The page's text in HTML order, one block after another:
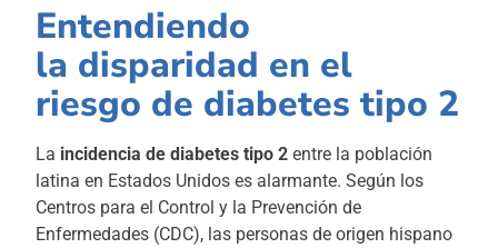
Entendiendo
la disparidad en el
riesgo de diabetes tipo 2
La incidencia de diabetes tipo 2 entre la población
latina en Estados Unidos es alarmante. Según los
Centros para el Control y la Prevención de
Enfermedades (CDC), las personas de origen hispano